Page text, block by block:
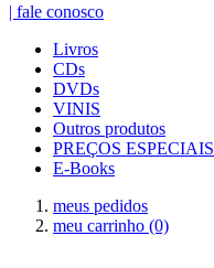
| fale conosco
Livros
CDs
DVDs
VINIS
Outros produtos
PREÇOS ESPECIAIS
E-Books
meus pedidos
meu carrinho (0)